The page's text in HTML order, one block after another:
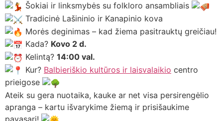
Šokiai ir linksmybės su folkloro ansambliais
Tradicinė Lašininio ir Kanapinio kova
Morės deginimas – kad žiema pasitrauktų greičiau!
Kada? Kovo 2 d.
Kelintą? 14:00 val.
Kur? Balbieriškio kultūros ir laisvalaikio centro
prieigose
Ateik su gera nuotaika, kauke ar net visa persirengėlio
apranga – kartu išvarykime žiemą ir prisišaukime
pavasarį!